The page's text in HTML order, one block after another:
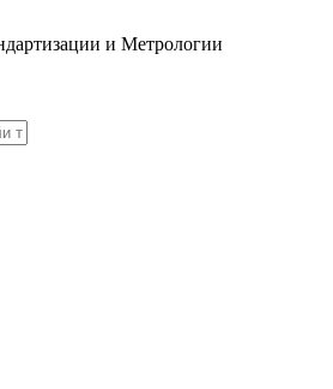
и Метрологии